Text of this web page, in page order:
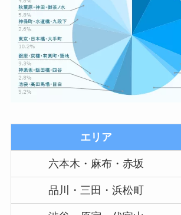
エリア
六本木・麻布・赤坂
品川・三田・浜松町